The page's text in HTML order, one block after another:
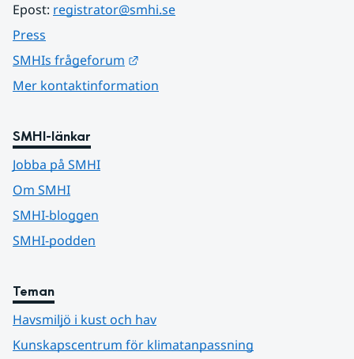
Epost: registrator@smhi.se
Press
SMHIs frågeforum
Mer kontaktinformation
SMHI-länkar
Jobba på SMHI
Om SMHI
SMHI-bloggen
SMHI-podden
Teman
Havsmiljö i kust och hav
Kunskapscentrum för klimatanpassning